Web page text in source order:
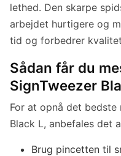
lethed. Den skarpe
arbejdet hurtigere og
tid og forbedrer
Sådan får du
SignTweezer
For at opnå det bedste
Black L, anbefales det
Brug pincetten til